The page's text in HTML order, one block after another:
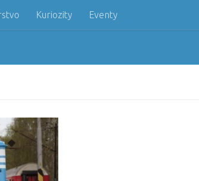
Kuriozity Eventy